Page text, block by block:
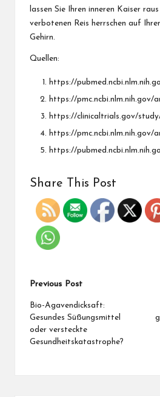
lassen Sie Ihren inneren Kaiser
verbotenen Reis herrschen auf
Gehirn.
Quellen:
https://
https://pmc.ncbi.nlm.nih.gov/
https://clinicaltrials.gov/
https://pmc.ncbi.nlm.nih.gov/
https://
Share This Post
Previous Post
Bio-Agavendicksaft:
Gesundes Süßungsmittel
oder versteckte
Gesundheitskatastrophe?